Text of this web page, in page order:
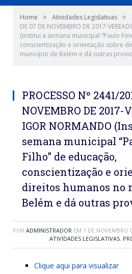
Home » Atividades Legislativas »
DE 07 DE NOVEMBRO DE 2017-
(Institui a semana municipal “Paulo
conscientização e orientação sobre
município de Belém e dá outras
PROCESSO Nº 2441/
NOVEMBRO DE 2017-
IGOR NORMANDO
semana municipal
Filho” de educação,
conscientização e
direitos humanos no
Belém e dá outras
POR ADMINISTRADOR EM 7 DE NOVEMBRO
ATIVIDADES LEGISLATIVAS,
Clique aqui para visualizar